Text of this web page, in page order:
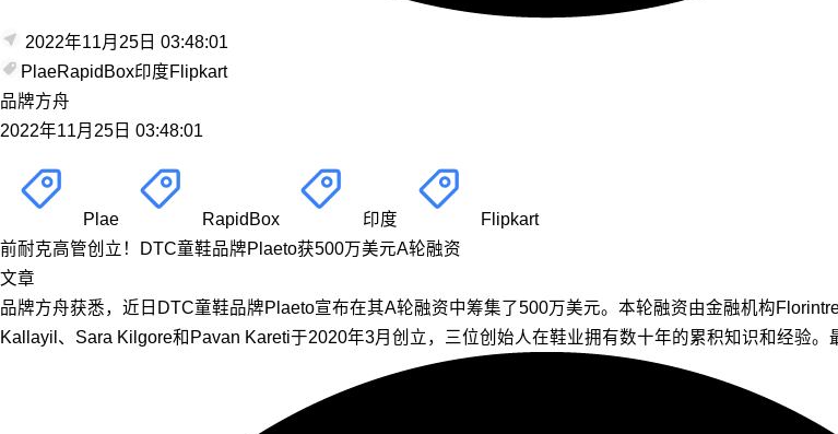
2022年11月25日 03:48:01
PlaeRapidBox印度Flipkart
品牌方舟
2022年11月25日 03:48:01
Plae RapidBox 印度
Flipkart
前耐克高管创立！DTC童鞋品牌Plaeto获500万美元A轮融资
文章
品牌方舟获悉，近日DTC童鞋品牌Plaeto宣布在其A轮融资中筹集了500万美元。本轮融资由金融机构
Kallayil、Sara Kilgore和Pavan Kareti于2020年3月创立，三位创始人在鞋业拥有数十年的累积知识和经验